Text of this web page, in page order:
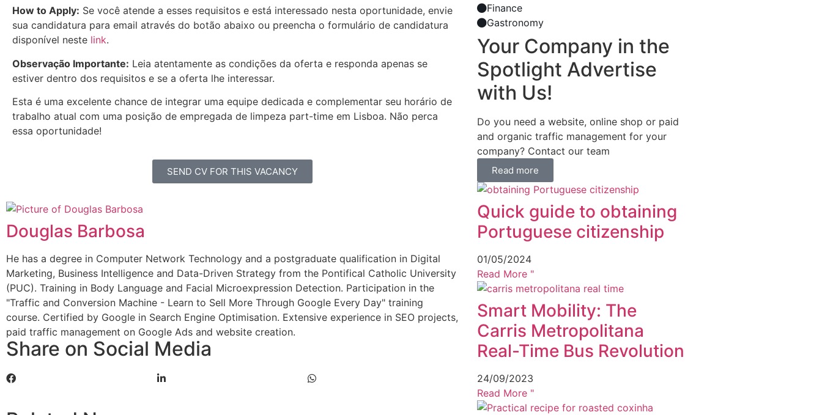
How to Apply: Se você atende a esses requisitos e está interessado nesta oportunidade, envie
sua candidatura para email através do botão abaixo ou preencha o formulário de candidatura
disponível neste link.
Observação Importante: Leia atentamente as condições da oferta e responda apenas se
estiver dentro dos requisitos e se a oferta lhe interessar.
Esta é uma excelente chance de integrar uma equipe dedicada e complementar seu horário de
trabalho atual com uma posição de empregada de limpeza part-time em Lisboa. Não perca
essa oportunidade!
SEND CV FOR THIS VACANCY
Douglas Barbosa
He has a degree in Computer Network Technology and a postgraduate qualification in Digital
Marketing, Business Intelligence and Data-Driven Strategy from the Pontifical Catholic University
(PUC). Training in Body Language and Facial Microexpression Detection. Participation in the
"Traffic and Conversion Machine - Learn to Sell More Through Google Every Day" training
course. Certified by Google in Search Engine Optimisation. Extensive experience in SEO projects,
paid traffic management on Google Ads and website creation.
Share on Social Media
Finance
Gastronomy
Your Company in the
Spotlight Advertise
with Us!
Do you need a website, online shop or paid
and organic traffic management for your
company? Contact our team
Read more
Quick guide to obtaining
Portuguese citizenship
01/05/2024
Read More "
Smart Mobility: The
Carris Metropolitana
Real-Time Bus Revolution
24/09/2023
Read More "